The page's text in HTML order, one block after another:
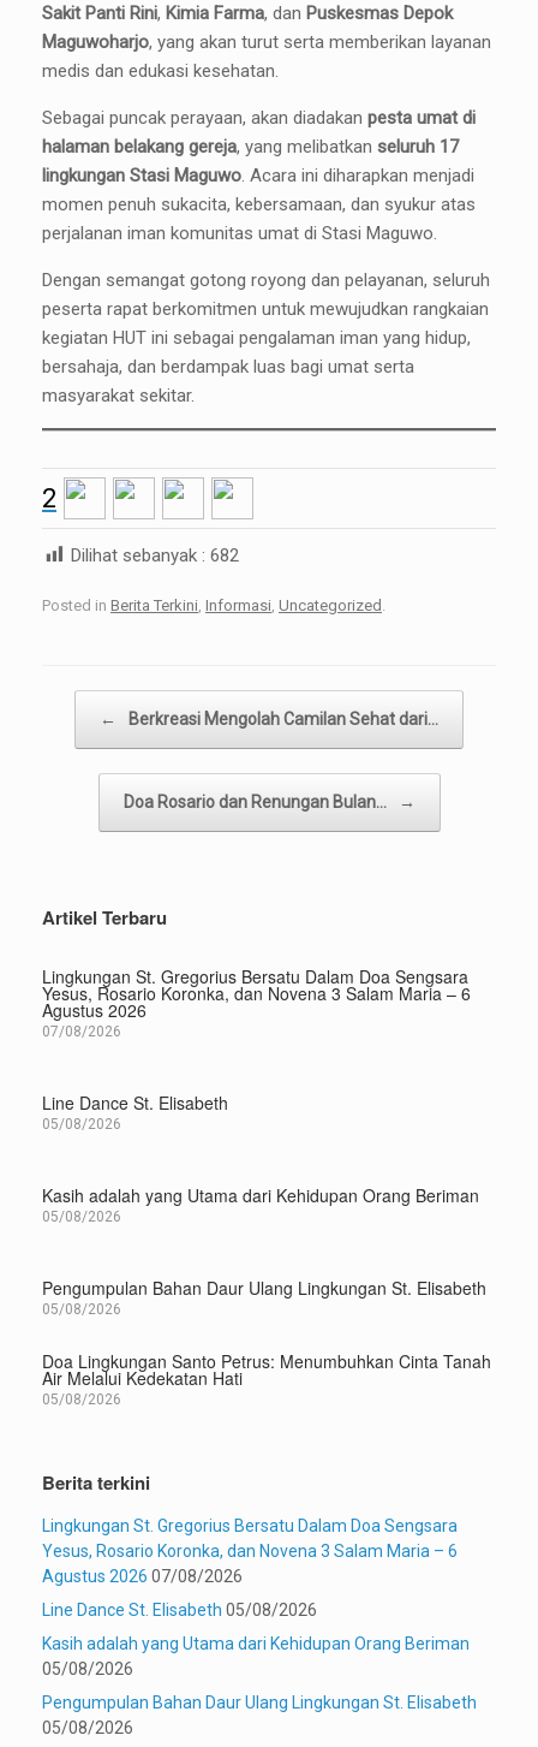
Sakit Panti Rini, Kimia Farma, dan Puskesmas Depok
Maguwoharjo, yang akan turut serta memberikan layanan
medis dan edukasi kesehatan.
Sebagai puncak perayaan, akan diadakan pesta umat di
halaman belakang gereja, yang melibatkan seluruh 17
lingkungan Stasi Maguwo. Acara ini diharapkan menjadi
momen penuh sukacita, kebersamaan, dan syukur atas
perjalanan iman komunitas umat di Stasi Maguwo.
Dengan semangat gotong royong dan pelayanan, seluruh
peserta rapat berkomitmen untuk mewujudkan rangkaian
kegiatan HUT ini sebagai pengalaman iman yang hidup,
bersahaja, dan berdampak luas bagi umat serta
masyarakat sekitar.
2
Dilihat sebanyak : 682
Posted in Berita Terkini Informasi Uncategorized
← Berkreasi Mengolah Camilan Sehat dari…
Doa Rosario dan Renungan Bulan… →
Artikel Terbaru
Lingkungan St. Gregorius Bersatu Dalam Doa Sengsara
Yesus, Rosario Koronka, dan Novena 3 Salam Maria – 6
Agustus 2026
07/08/2026
Line Dance St. Elisabeth
05/08/2026
Kasih adalah yang Utama dari Kehidupan Orang Beriman
05/08/2026
Pengumpulan Bahan Daur Ulang Lingkungan St. Elisabeth
05/08/2026
Doa Lingkungan Santo Petrus: Menumbuhkan Cinta Tanah
Air Melalui Kedekatan Hati
05/08/2026
Berita terkini
Lingkungan St. Gregorius Bersatu Dalam Doa Sengsara
Yesus, Rosario Koronka, dan Novena 3 Salam Maria – 6
Agustus 2026 07/08/2026
Line Dance St. Elisabeth 05/08/2026
Kasih adalah yang Utama dari Kehidupan Orang Beriman
05/08/2026
Pengumpulan Bahan Daur Ulang Lingkungan St. Elisabeth
05/08/2026